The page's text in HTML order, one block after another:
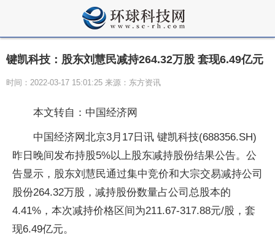
键凯科技：股东刘慧民减持264.32万股 套现6.49亿元
时间：2022-03-17 15:01:25 来源：东方资讯
本文转自：中国经济网
中国经济网北京3月17日讯 键凯科技(688356.SH)
昨日晚间发布持股5%以上股东减持股份结果公告。公
告显示，股东刘慧民通过集中竞价和大宗交易减持公司
股份264.32万股，减持股份数量占公司总股本的
4.41%，本次减持价格区间为211.67-317.88元/股，套
现6.49亿元。